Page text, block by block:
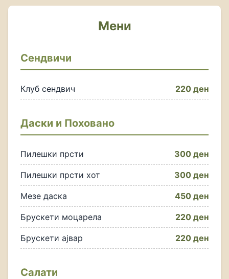
Мени
Сендвичи
Клуб сендвич 220 ден
Даски и Поховано
Пилешки прсти 300 ден
Пилешки прсти хот 300 ден
Мезе даска 450 ден
Брускети моцарела 220 ден
Брускети ајвар 220 ден
Салати